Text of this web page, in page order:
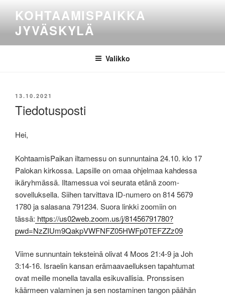
sisältöönKOHTAAMISPAIKKA
JYVÄSKYLÄ
Valikko
JULKAISTU
13.10.2021
Tiedotusposti
Hei,
KohtaamisPaikan iltamessu on sunnuntaina 24.10. klo 17
Palokan kirkossa. Lapsille on omaa ohjelmaa kahdessa
ikäryhmässä. Iltamessua voi seurata etänä zoom-
sovelluksella. Siihen tarvittava ID-numero on 814 5679
1780 ja salasana 791234. Suora linkki zoomiin on
tässä: https://us02web.zoom.us/j/81456791780?
pwd=NzZIUm9QakpVWFNFZ05HWFp0TEFZZz09
Viime sunnuntain teksteinä olivat 4 Moos 21:4-9 ja Joh
3:14-16. Israelin kansan erämaavaelluksen tapahtumat
ovat meille monella tavalla esikuvallisia. Pronssisen
käärmeen valaminen ja sen nostaminen tangon päähän